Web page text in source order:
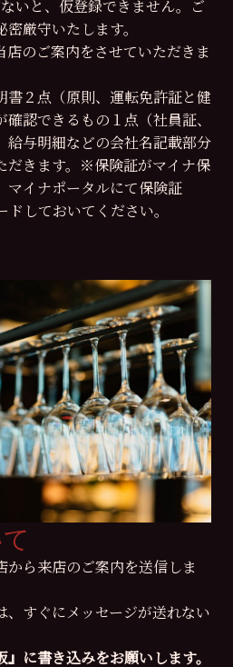
いと、仮登録できません。ご
厳守いたします。
のご案内をさせていただきま
書２点（原則、運転免許証と健
認できるもの１点（社員証、
給与明細などの会社名記載部分
だきます。※保険証がマイナ保
マイナポータルにて保険証
しておいてください。
から来店のご案内を送信しま
、すぐにメッセージが送れない
に書き込みをお願いします。